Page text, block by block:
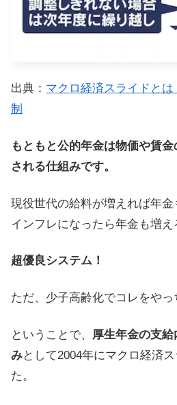
出典： マクロ経済スライドと
制
もともと公的年金は物価や賃
される仕組みです。
現役世代の給料が増えれば年
インフレになったら年金も増え
超優良システム！
ただ、少子高齢化でコレをやっ
ということで、 厚生年金の支
みとして2004年にマクロ経済
た。